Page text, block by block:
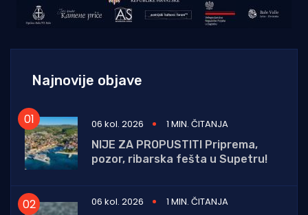
Najnovije objave
06 kol. 2026
1 MIN. ČITANJA
NIJE ZA PROPUSTITI Priprema,
pozor, ribarska fešta u Supetru!
06 kol. 2026
1 MIN. ČITANJA